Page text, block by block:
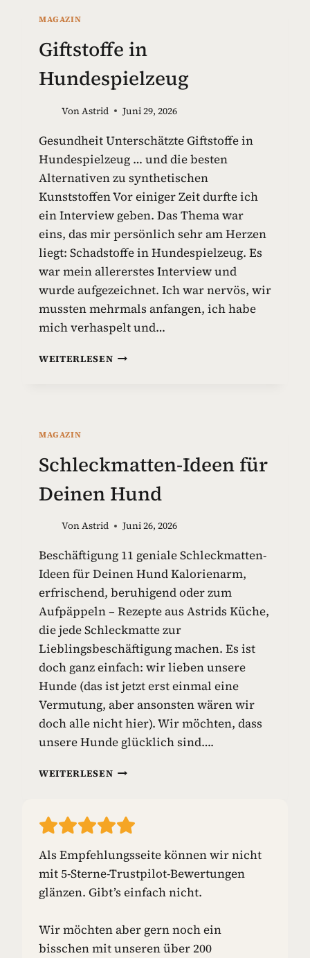
MAGAZIN
Giftstoffe in
Hundespielzeug
VonAstrid Juni 29, 2026
Gesundheit Unterschätzte Giftstoffe in
Hundespielzeug … und die besten
Alternativen zu synthetischen
Kunststoffen Vor einiger Zeit durfte ich
ein Interview geben. Das Thema war
eins, das mir persönlich sehr am Herzen
liegt: Schadstoffe in Hundespielzeug. Es
war mein allererstes Interview und
wurde aufgezeichnet. Ich war nervös, wir
mussten mehrmals anfangen, ich habe
mich verhaspelt und…
WEITERLESENG
F
E
I
H
N
D
E
P
I
E
L
Z
E
U
G
MAGAZIN
Schleckmatten-Ideen für
Deinen Hund
VonAstrid Juni 26, 2026
Beschäftigung 11 geniale Schleckmatten-
Ideen für Deinen Hund Kalorienarm,
erfrischend, beruhigend oder zum
Aufpäppeln – Rezepte aus Astrids Küche,
die jede Schleckmatte zur
Lieblingsbeschäftigung machen. Es ist
doch ganz einfach: wir lieben unsere
Hunde (das ist jetzt erst einmal eine
Vermutung, aber ansonsten wären wir
doch alle nicht hier). Wir möchten, dass
unsere Hunde glücklich sind….
WEITERLESENS
E
K
M
A
T
E
N
Als Empfehlungsseite können wir nicht
mit 5-Sterne-Trustpilot-Bewertungen
glänzen. Gibt’s einfach nicht.
Wir möchten aber gern noch ein
bisschen mit unseren über 200